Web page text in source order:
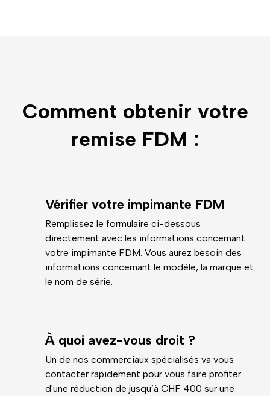
Comment obtenir votre
remise FDM :
Vérifier votre impimante FDM
Remplissez le formulaire ci-dessous
directement avec les informations concernant
votre impimante FDM. Vous aurez besoin des
informations concernant le modèle, la marque et
le nom de série.
À quoi avez-vous droit ?
Un de nos commerciaux spécialisés va vous
contacter rapidement pour vous faire profiter
d'une réduction de jusqu’à CHF 400 sur une